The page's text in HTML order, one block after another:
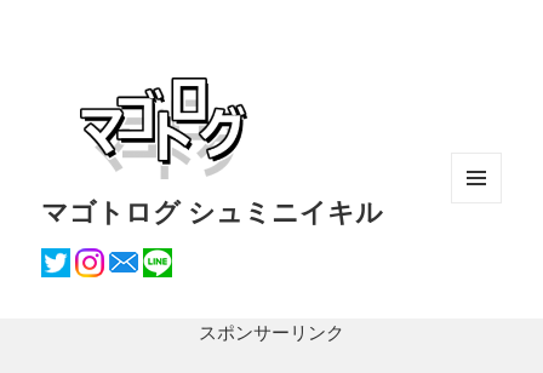
マゴトログ シュミニイキル
スポンサーリンク